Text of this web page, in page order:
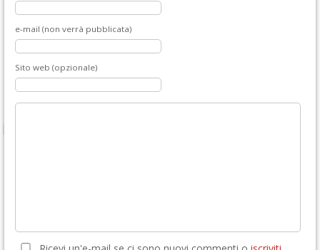
e-mail (non verrà pubblicata)
Sito web (opzionale)